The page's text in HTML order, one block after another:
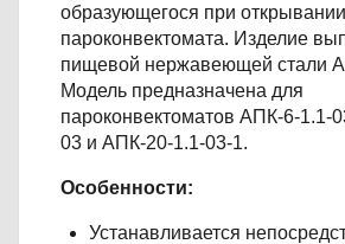
образующегося при
пароконвектомата. Изделие
пищевой нержавеющей стали
Модель предназначена для
пароконвектоматов АПК-6-1.1-
03 и АПК-20-1.1-03-1.
Особенности:
Устанавливается